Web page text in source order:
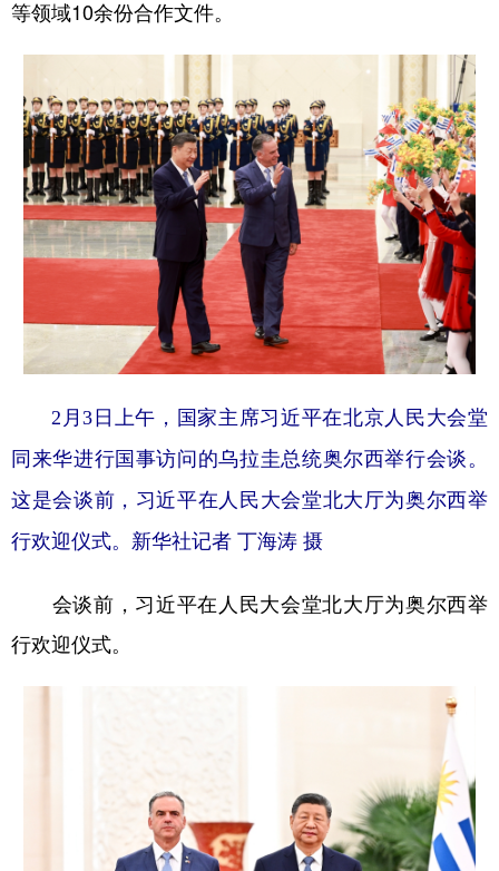
等领域10余份合作文件。
2月3日上午，国家主席习近平在北京人民大会堂
同来华进行国事访问的乌拉圭总统奥尔西举行会谈。
这是会谈前，习近平在人民大会堂北大厅为奥尔西举
行欢迎仪式。 新华社记者 丁海涛 摄
会谈前，习近平在人民大会堂北大厅为奥尔西举
行欢迎仪式。